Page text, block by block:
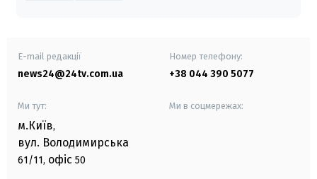
E-mail редакції
news24@24tv.com.ua
Номер телефону:
+38 044 390 5077
Ми тут:
м.Київ,
вул. Володимирська
61/11, офіс 50
Ми в соцмережах: